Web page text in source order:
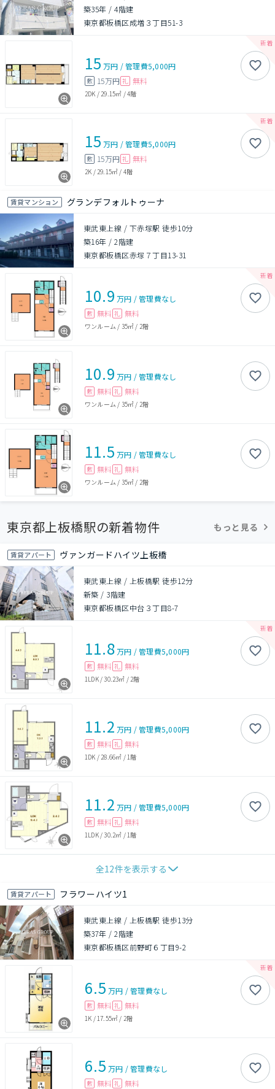
築35年 /4階建
東京都板橋区成増３丁目51-3
15 万円 /管理費5,000円
敷 15万円 礼 無料
2DK / 29.15㎡ /4階
15 万円 /管理費5,000円
敷 15万円 礼 無料
2K / 29.15㎡ / 4階
賃貸マンション グランデフォルトゥーナ
東武東上線 / 下赤塚駅 徒歩10分
築16年 /2階建
東京都板橋区赤塚７丁目13-31
10.9 万円 /管理費なし
敷 無料 礼 無料
ワンルーム / 35㎡ / 2階
10.9 万円 /管理費なし
敷 無料 礼 無料
ワンルーム / 35㎡ / 2階
11.5 万円 /管理費なし
敷 無料 礼 無料
ワンルーム / 35㎡ / 2階
東京都上板橋駅の新着物件 もっと見る
賃貸アパート ヴァンガードハイツ上板橋
東武東上線 / 上板橋駅 徒歩12分
新築 / 3階建
東京都板橋区中台３丁目8-7
11.8万円 /管理費5,000円
敷 無料 礼 無料
1LDK/30.23㎡ / 2階
11.2 万円 /管理費5,000円
敷 無料 礼 無料
1DK / 28.66㎡ / 1階
11.2 万円 /管理費5,000円
敷 無料 礼 無料
1LDK/30.2㎡ / 1階
全12件を表示する
賃貸アパート フラワーハイツ1
東武東上線 / 上板橋駅 徒歩13分
築37年 /2階建
東京都板橋区前野町６丁目9-2
6.5 万円 /管理費なし
敷 無料 礼 無料
1K / 17.55㎡ / 2階
6.5 万円 /管理費なし
敷 無料 礼 無料